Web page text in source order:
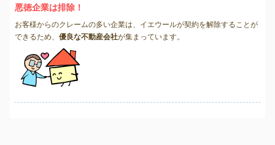
悪徳企業は排除！
お客様からのクレームの多い企業は、イエウールが契約を解除することが
できるため、 優良な不動産会社が集まっています。